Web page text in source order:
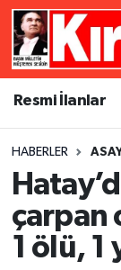
Resmi İlanlar
HABERLER
çarpan
1 ölü, 1
Resmi
Gündem
Siyaset
Asayiş
Dünya
Kültür
Künye
Gizlilik
Merkez
Merkez
Süper
Tüm